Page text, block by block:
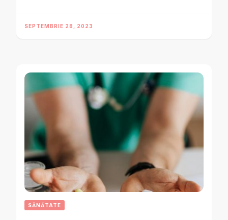
SEPTEMBRIE 28, 2023
SĂNĂTATE